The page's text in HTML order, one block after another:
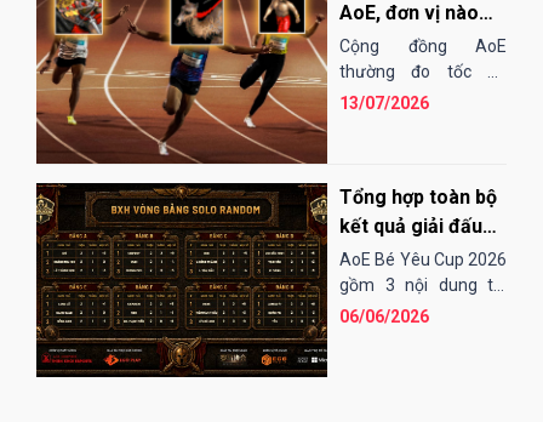
AoE, đơn vị nào
"chạy" nhanh
nhất?
Cộng đồng AoE
thường đo tốc độ
chạy của các đơn vị
13/07/2026
Tổng hợp toàn bộ
kết quả giải đấu
AoE Bé Yêu Cup
2026
AoE Bé Yêu Cup 2026
gồm 3 nội dung thi
đấu: Solo Random,
06/06/2026